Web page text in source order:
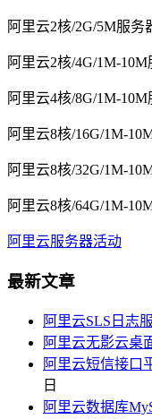
阿里云2核/2G/5M服务
阿里云2核/4G/1M-
阿里云4核/8G/1M-
阿里云8核/16G/1M-
阿里云8核/32G/1M-
阿里云8核/64G/1M-
阿里云服务器活动
最新文章
阿里云SLS日志
阿里云无影云桌
阿里云短信接口
日
阿里云数据库